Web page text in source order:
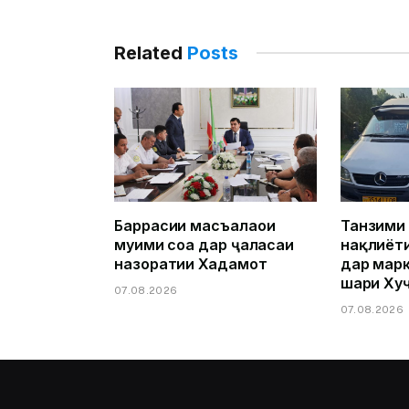
Related Posts
Баррасии масъалаҳои
муҳими соҳа дар ҷаласаи
назоратии Хадамот
07.08.2026
дар
шаҳри
07.08.2026